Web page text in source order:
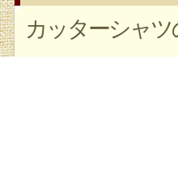
カッターシャ